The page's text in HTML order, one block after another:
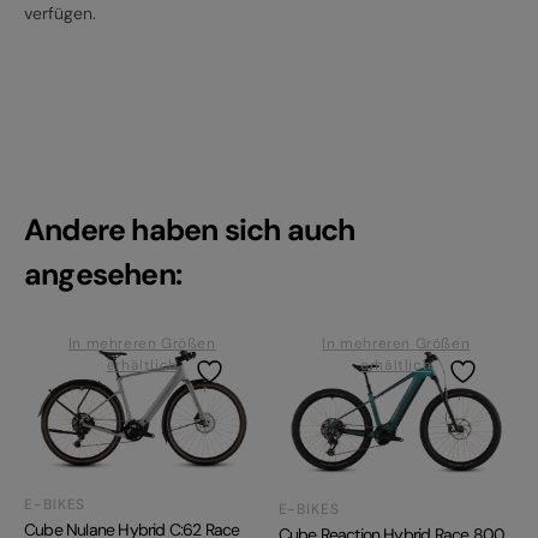
verfügen.
Andere haben sich auch
angesehen:
In mehreren Größen
erhältlich
E-BIKES
Cube Nulane Hybrid C:62 Race
In mehreren Größen
erhältlich
E-BIKES